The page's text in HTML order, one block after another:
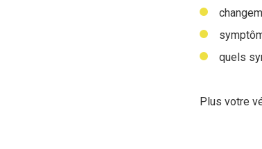
quels
Plus votre